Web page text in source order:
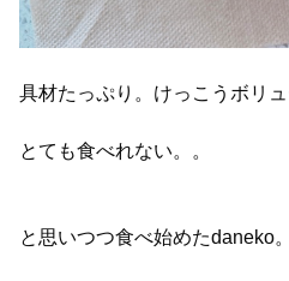
具材たっぷり。けっこうボリュ
とても食べれない。。
と思いつつ食べ始めたdaneko。